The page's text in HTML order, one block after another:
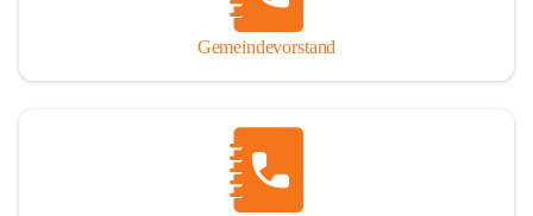
Gemeindevorstand